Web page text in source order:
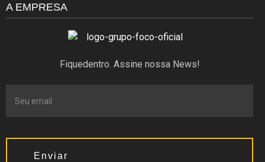
A EMPRESA
Fiquedentro. Assine nossa News!
Enviar